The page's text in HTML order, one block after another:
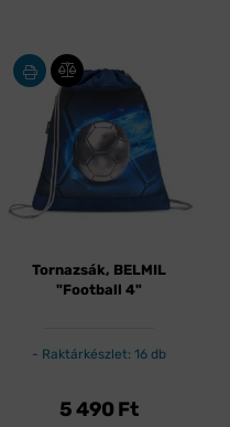
Tornazsák, BELMIL
"Football 4"
Raktárkészlet: 16 db
5 490 Ft